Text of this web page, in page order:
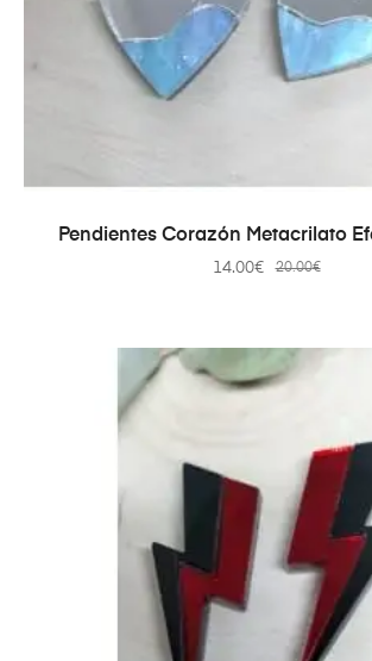
AÑADIR AL CARRITO
Pendientes Corazón Metacrilato
20.00€
14.00€